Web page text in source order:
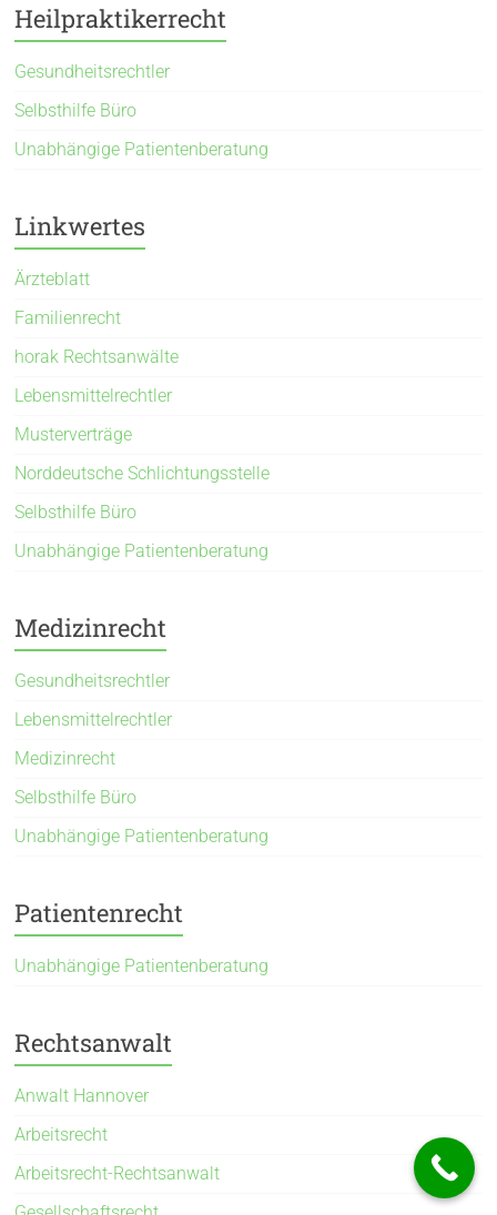
Heilpraktikerrecht
Gesundheitsrechtler
Selbsthilfe Büro
Unabhängige Patientenberatung
Linkwertes
Ärzteblatt
Familienrecht
horak Rechtsanwälte
Lebensmittelrechtler
Musterverträge
Norddeutsche Schlichtungsstelle
Selbsthilfe Büro
Unabhängige Patientenberatung
Medizinrecht
Gesundheitsrechtler
Lebensmittelrechtler
Medizinrecht
Selbsthilfe Büro
Unabhängige Patientenberatung
Patientenrecht
Unabhängige Patientenberatung
Rechtsanwalt
Anwalt Hannover
Arbeitsrecht
Arbeitsrecht-Rechtsanwalt